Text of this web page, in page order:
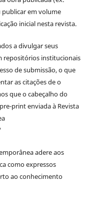
em volume
inicial nesta revista.
a divulgar seus
repositórios institucionais
de submissão, o que
as citações de o
que o cabeçalho do
print enviada à Revista
adere aos
como expressos
ao conhecimento